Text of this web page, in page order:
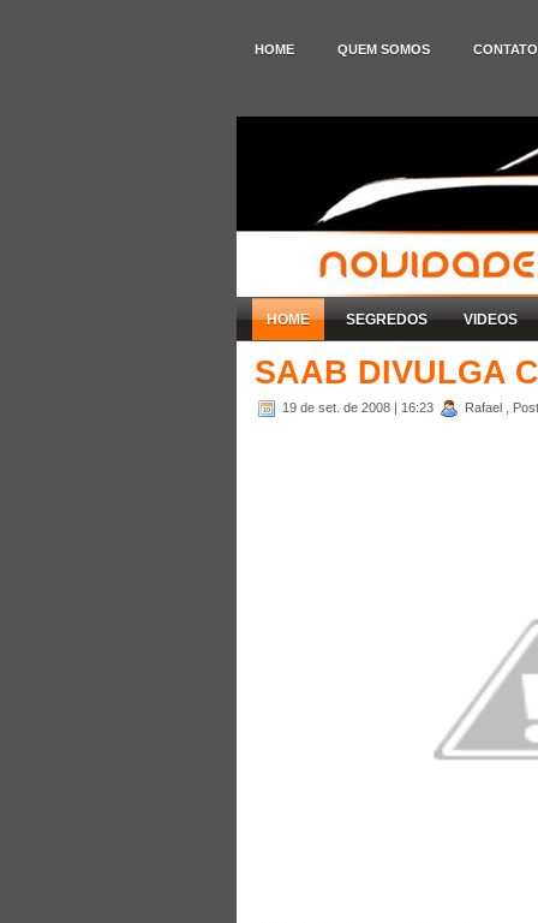
HOME QUEM SOMOS CONTATO
HOME SEGREDOS VIDEOS
SAAB DIVULGA
19 de set. de 2008 | 16:23 Rafael ,